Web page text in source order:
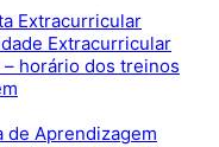
Extracurricular
Extracurricular
horário dos treinos
de Aprendizagem